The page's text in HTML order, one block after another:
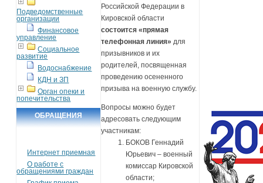
Подведомственные
организации
Финансовое
управление
Социальное
развитие
Водоснабжение
КДН и ЗП
Орган опеки и
попечительства
ОБРАЩЕНИЯ
Интернет приемная
О работе с
обращениями граждан
Российской Федерации в
Кировской области
состоится «прямая
телефонная линия» для
призывников и их
родителей, посвященная
проведению осененного
призыва на военную службу.
Вопросы можно будет
адресовать следующим
участникам:
БОКОВ Геннадий
Юрьевич – военный
комиссар Кировской
области;